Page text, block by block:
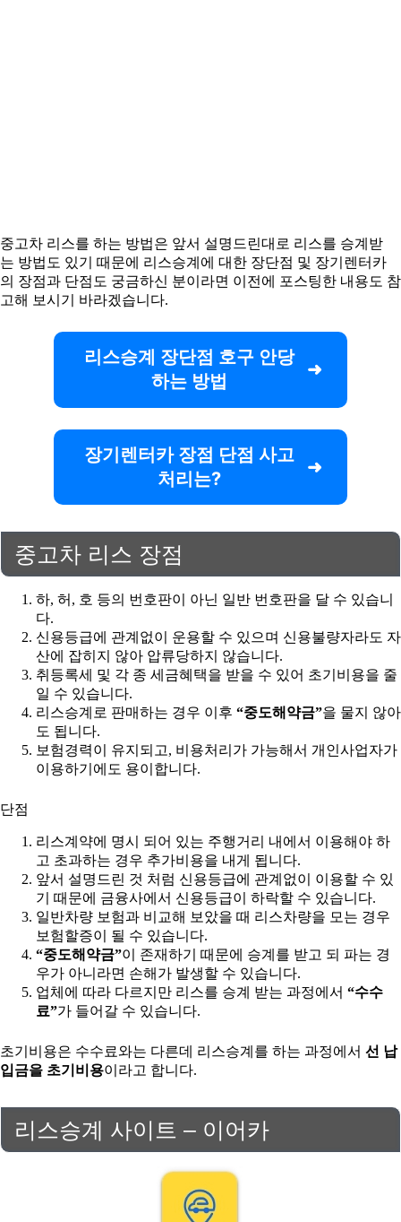
중고차 리스를 하는 방법은 앞서 설명드린대로 리스를 승계받
는 방법도 있기 때문에 리스승계에 대한 장단점 및 장기렌터카
의 장점과 단점도 궁금하신 분이라면 이전에 포스팅한 내용도 참
고해 보시기 바라겠습니다.
리스승계 장단점 호구 안당
하는 방법
장기렌터카 장점 단점 사고
처리는?
중고차 리스 장점
하, 허, 호 등의 번호판이 아닌 일반 번호판을 달 수 있습니
다.
신용등급에 관계없이 운용할 수 있으며 신용불량자라도 자
산에 잡히지 않아 압류당하지 않습니다.
취등록세 및 각 종 세금혜택을 받을 수 있어 초기비용을 줄
일 수 있습니다.
리스승계로 판매하는 경우 이후 “중도해약금”을 물지 않아
도 됩니다.
보험경력이 유지되고, 비용처리가 가능해서 개인사업자가
이용하기에도 용이합니다.
단점
리스계약에 명시 되어 있는 주행거리 내에서 이용해야 하
고 초과하는 경우 추가비용을 내게 됩니다.
앞서 설명드린 것 처럼 신용등급에 관계없이 이용할 수 있
기 때문에 금융사에서 신용등급이 하락할 수 있습니다.
일반차량 보험과 비교해 보았을 때 리스차량을 모는 경우
보험할증이 될 수 있습니다.
“중도해약금”이 존재하기 때문에 승계를 받고 되 파는 경
우가 아니라면 손해가 발생할 수 있습니다.
업체에 따라 다르지만 리스를 승계 받는 과정에서 “수수
료”가 들어갈 수 있습니다.
초기비용은 수수료와는 다른데 리스승계를 하는 과정에서 선 납
입금을 초기비용이라고 합니다.
리스승계 사이트 – 이어카